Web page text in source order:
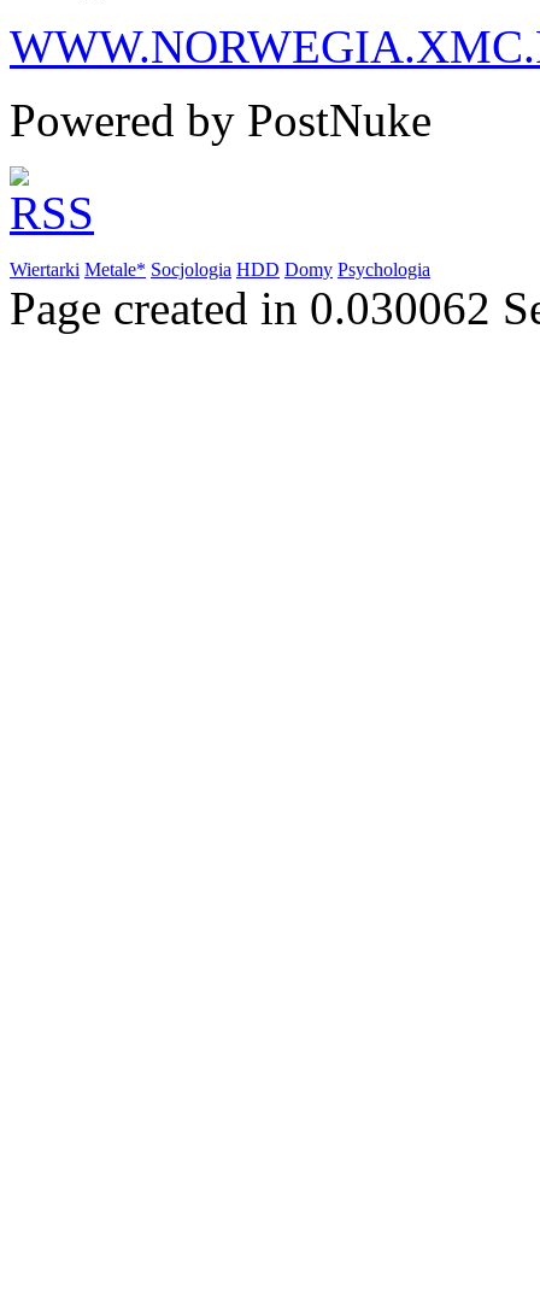
Powered by PostNuke
Wiertarki Metale* Socjologia HDD Domy Psychologia
Page created in 0.030062